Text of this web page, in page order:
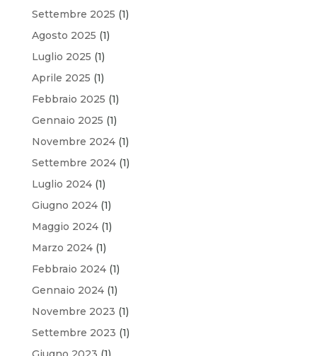
Settembre 2025 (1)
Agosto 2025 (1)
Luglio 2025 (1)
Aprile 2025 (1)
Febbraio 2025 (1)
Gennaio 2025 (1)
Novembre 2024(1)
Settembre 2024(1)
Luglio 2024(1)
Giugno 2024(1)
Maggio 2024(1)
Marzo 2024(1)
Febbraio 2024(1)
Gennaio 2024(1)
Novembre 2023 (1)
Settembre 2023 (1)